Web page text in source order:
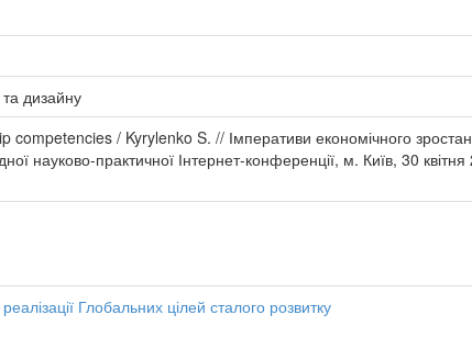
та дизайну
/ Kyrylenko S. // Імперативи економічного
науково-практичної Інтернет-конференції, м. Київ, 30
Глобальних цілей сталого розвитку